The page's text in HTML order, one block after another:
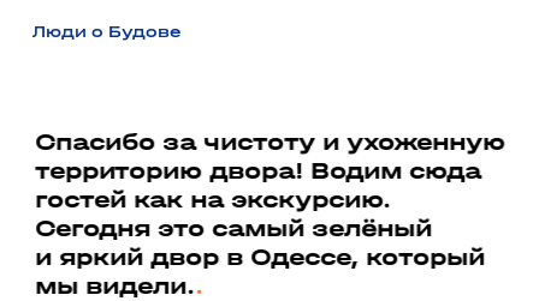
Люди о Будове
Спасибо за чистоту и ухоженную
территорию двора! Водим сюда
гостей как на экскурсию.
Сегодня это самый зелёный
и яркий двор в Одессе, который
мы видели.